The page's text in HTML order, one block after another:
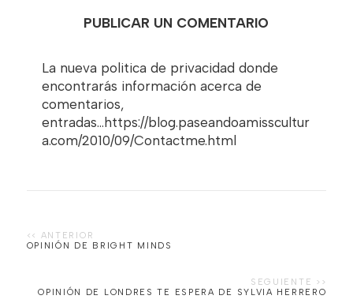
PUBLICAR UN COMENTARIO
La nueva politica de privacidad donde
encontrarás información acerca de
comentarios,
entradas...https://blog.paseandoamisscultur
a.com/2010/09/Contactme.html
OPINIÓN DE BRIGHT MINDS
OPINIÓN DE LONDRES TE ESPERA DE SYLVIA HERRERO